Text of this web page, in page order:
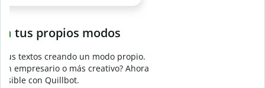
Evitael plagio accidental
Garantiza textos totalmente originales con el detector de
plagio. Analiza tu trabajo en segundos e identifica citas
omitidas en cualquier idioma.